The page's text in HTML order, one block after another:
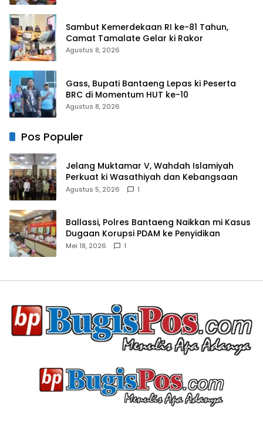
Sambut Kemerdekaan RI ke-81 Tahun,
Camat Tamalate Gelar ki Rakor
Agustus 8, 2026
Gass, Bupati Bantaeng Lepas ki Peserta
BRC di Momentum HUT ke-10
Agustus 8, 2026
Pos Populer
Jelang Muktamar V, Wahdah Islamiyah
Perkuat ki Wasathiyah dan Kebangsaan
Agustus 5, 2026 1
Ballassi, Polres Bantaeng Naikkan mi Kasus
Dugaan Korupsi PDAM ke Penyidikan
Mei 18, 2026 1